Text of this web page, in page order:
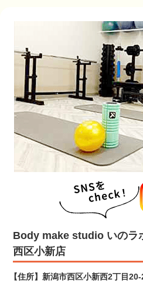
Body make studio いのラ
西区小新店
【住所】 新潟市西区小新西2丁目